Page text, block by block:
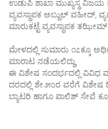
ಉಡುಪಿ ಶಾಖಾ ಮುಖ್ಯಸ್ಥ
ವ್ಯವಸ್ಥಾಪಕ ಅಬ್ದುಲ್ ವಹೀದ್,
ಮಾರುಕಟ್ಟೆ ವ್ಯವಸ್ಥಾಪಕ
ಮೇಳದಲ್ಲಿ ಸುಮಾರು ೧೭ಕ್ಕೂ
ಮಾರಾಟ ನಡೆಯಲಿದ್ದು,
ಈ ವಿಶೇಷ ಸಂದರ್ಭದಲ್ಲಿ ವಿವಿಧ
ದರದಲ್ಲಿ ಶೇ.೫೦ರ ವರೆಗೆ
ಬ್ಯಾಟರಿ ಹಾಗೂ ಪಾಲಿಶ್ ಸೇವೆ